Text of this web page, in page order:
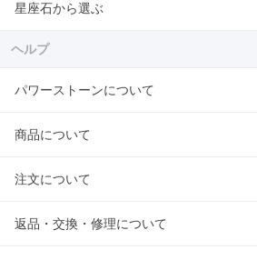
星座石から選ぶ
ヘルプ
パワーストーンについて
商品について
注文について
返品・交換・修理について